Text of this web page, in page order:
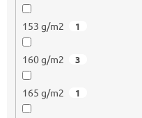
153 g/m2 1
160 g/m2 3
165 g/m2 1